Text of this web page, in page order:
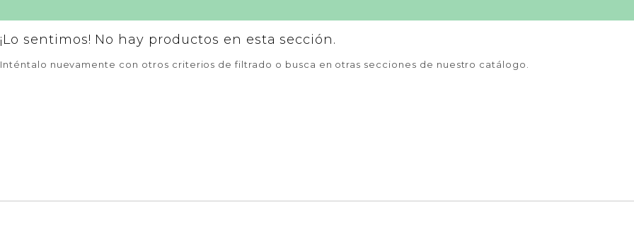
¡Lo sentimos! No hay productos en esta sección.
Inténtalo nuevamente con otros criterios de filtrado o busca en otras secciones de nuestro catálogo.